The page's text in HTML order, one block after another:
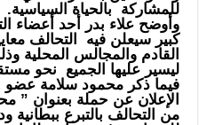
للمشاركة بالحياة السياسية.
وأوضح علاء بدر أحد أعضاء
كبير سيعلن فيه التحالف
القادم والمجالس المحلية
ليسير عليها الجميع نحو
فيما ذكر محمود سلامة عضو
الإعلان عن حملة بعنوان ”
من التحالف بالتبرع ببطانية